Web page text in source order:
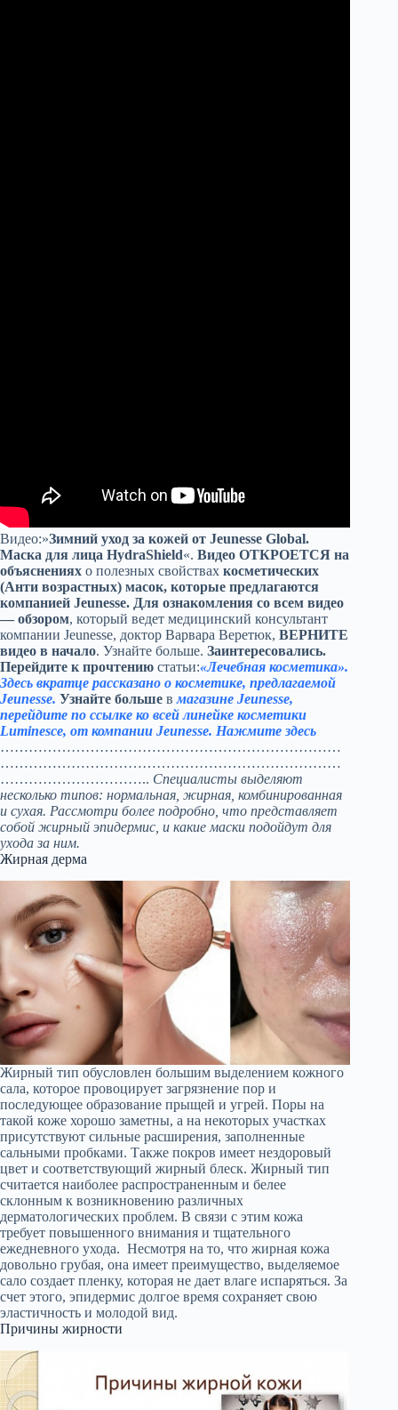
Видео:»Зимний уход за кожей от Jeunesse Global.
Маска для лица HydraShield«. Видео ОТКРОЕТСЯ на
объяснениях о полезных свойствах косметических
(Анти возрастных) масок, которые предлагаются
компанией Jeunesse. Для ознакомления со всем видео
— обзором, который ведет медицинский консультант
компании Jeunesse, доктор Варвара Веретюк, ВЕРНИТЕ
видео в начало. Узнайте больше. Заинтересовались.
Перейдите к прочтению статьи:«Лечебная косметика».
Здесь вкратце рассказано о косметике, предлагаемой
Jeunesse. Узнайте больше вмагазине Jeunesse,
перейдите по ссылке ко всей линейке косметики
Luminesce, от компании Jeunesse. Нажмите здесь
………………………………………………………………
………………………………………………………………
………………………….. Специалисты выделяют
несколько типов: нормальная, жирная, комбинированная
и сухая. Рассмотри более подробно, что представляет
собой жирный эпидермис, и какие маски подойдут для
ухода за ним.
Жирная дерма
Жирный тип обусловлен большим выделением кожного
сала, которое провоцирует загрязнение пор и
последующее образование прыщей и угрей. Поры на
такой коже хорошо заметны, а на некоторых участках
присутствуют сильные расширения, заполненные
сальными пробками. Также покров имеет нездоровый
цвет и соответствующий жирный блеск. Жирный тип
считается наиболее распространенным и белее
склонным к возникновению различных
дерматологических проблем. В связи с этим кожа
требует повышенного внимания и тщательного
ежедневного ухода. Несмотря на то, что жирная кожа
довольно грубая, она имеет преимущество, выделяемое
сало создает пленку, которая не дает влаге испаряться. За
счет этого, эпидермис долгое время сохраняет свою
эластичность и молодой вид.
Причины жирности